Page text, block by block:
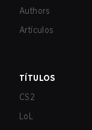
Authors
Artículos
TÍTULOS
CS2
LoL